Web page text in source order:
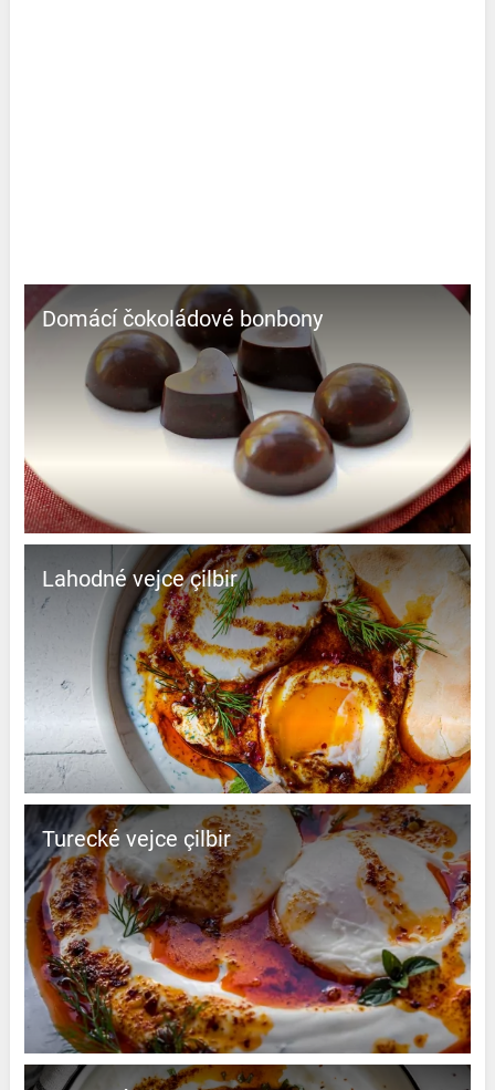
Domácí čokoládové bonbony
Lahodné vejce çilbir
Turecké vejce çilbir